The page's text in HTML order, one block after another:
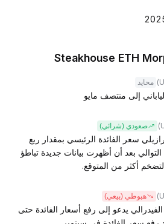
محايد
إلى منتصف مايو
صعودي (شرائي)
سعر الفائدة الرئيسي بمقدار ربع
بعد أن أظهرت بيانات جديدة تباطؤ
أكثر من المتوقع.
هبوطي (بيعي)
يدعو إلى رفع أسعار الفائدة حتى